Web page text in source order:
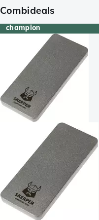
Combideals
champion